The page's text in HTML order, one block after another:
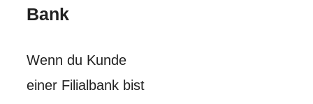
Bank
Wenn du Kunde
einer Filialbank bist